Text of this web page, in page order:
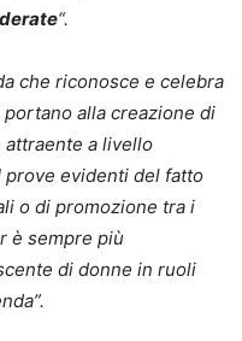
“.
che riconosce e celebra
alla creazione di
a livello
prove evidenti del fatto
o di promozione tra i
è sempre più
di donne in ruoli